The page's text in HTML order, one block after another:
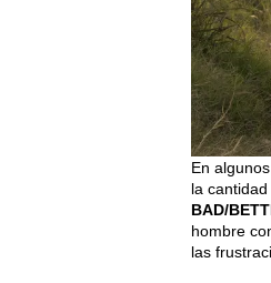
En
la
BAD/
hombre
las